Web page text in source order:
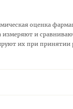
оценка
и
их при